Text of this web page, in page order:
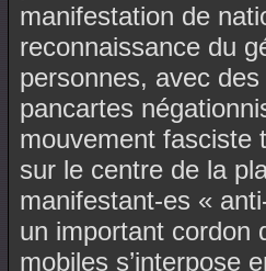
manifestation de
reconnaissance du
personnes, avec
pancartes
mouvement fasciste
sur le centre de la
manifestant-es «
un important cordon
mobiles s’interpose